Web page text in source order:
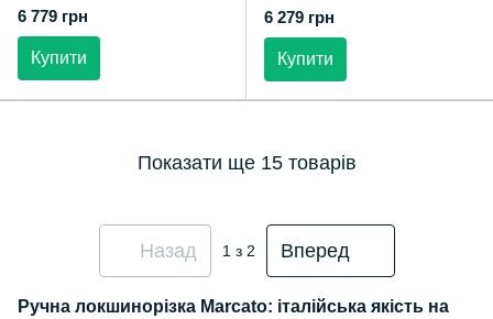
6 779 грн
Купити
6 279 грн
Купити
Показати ще 15 товарів
Назад 1 з 2 Вперед
Ручна локшинорізка Marcato: італійська якість на